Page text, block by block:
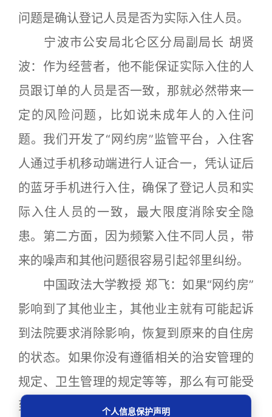
问题是确认登记人员是否为实际入住人员。
宁波市公安局北仑区分局副局长 胡贤
波：作为经营者，他不能保证实际入住的人
员跟订单的人员是否一致，那就必然带来一
定的风险问题，比如说未成年人的入住问
题。我们开发了“网约房”监管平台，入住客
人通过手机移动端进行人证合一，凭认证后
的蓝牙手机进行入住，确保了登记人员和实
际入住人员的一致，最大限度消除安全隐
患。第二方面，因为频繁入住不同人员，带
来的噪声和其他问题很容易引起邻里纠纷。
中国政法大学教授 郑飞：如果“网约房”
影响到了其他业主，其他业主就有可能起诉
到法院要求消除影响，恢复到原来的自住房
的状态。如果你没有遵循相关的治安管理的
规定、卫生管理的规定等等，那么有可能受
到行政处罚。
个人信息保护声明